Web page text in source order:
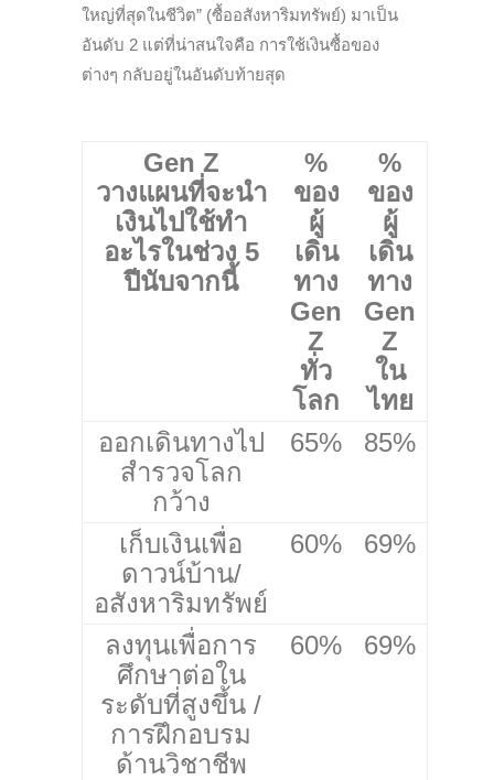
ใหญ่ที่สุดในชีวิต” (ซื้ออสังหาริมทรัพย์) มาเป็น
อันดับ 2 แต่ที่น่าสนใจคือ การใช้เงินซื้อของ
ต่างๆ กลับอยู่ในอันดับท้ายสุด
Gen Z
วางแผนที่จะนำ
เงินไปใช้ทำ
อะไรในช่วง 5
ปีนับจากนี้
%
ของ
ผู้
เดิน
ทาง
Gen
Z
ทั่ว
โลก
%
ของ
ผู้
เดิน
ทาง
Gen
Z
ใน
ไทย
ออกเดินทางไป
สำรวจโลก
กว้าง
65% 85%
เก็บเงินเพื่อ
ดาวน์บ้าน/
อสังหาริมทรัพย์
60% 69%
ลงทุนเพื่อการ
ศึกษาต่อใน
ระดับที่สูงขึ้น /
การฝึกอบรม
ด้านวิชาชีพ
60% 69%